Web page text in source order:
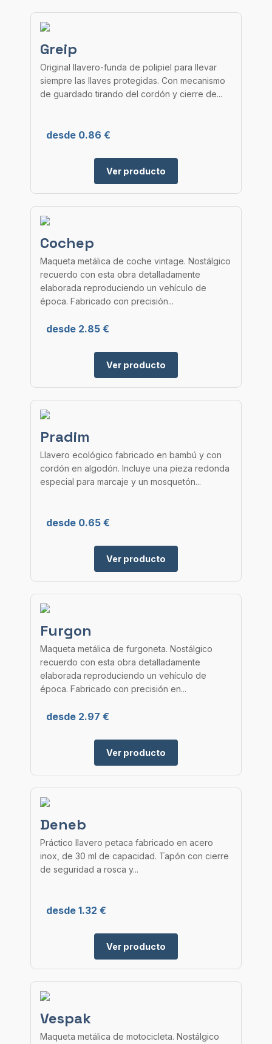
Greip
Original llavero-funda de polipiel para llevar
siempre las llaves protegidas. Con mecanismo
de guardado tirando del cordón y cierre de...
desde 0.86 €
Ver producto
Cochep
Maqueta metálica de coche vintage. Nostálgico
recuerdo con esta obra detalladamente
elaborada reproduciendo un vehículo de
época. Fabricado con precisión...
desde 2.85 €
Ver producto
Pradim
Llavero ecológico fabricado en bambú y con
cordón en algodón. Incluye una pieza redonda
especial para marcaje y un mosquetón...
desde 0.65 €
Ver producto
Furgon
Maqueta metálica de furgoneta. Nostálgico
recuerdo con esta obra detalladamente
elaborada reproduciendo un vehículo de
época. Fabricado con precisión en...
desde 2.97 €
Ver producto
Deneb
Práctico llavero petaca fabricado en acero
inox, de 30 ml de capacidad. Tapón con cierre
de seguridad a rosca y...
desde 1.32 €
Ver producto
Vespak
Maqueta metálica de motocicleta. Nostálgico